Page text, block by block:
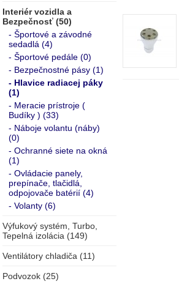
Interiér vozidla a
Bezpečnosť (50)
- Športové a závodné
sedadlá (4)
- Športové pedále (0)
- Bezpečnostné pásy (1)
- Hlavice radiacej páky
(1)
- Meracie prístroje (
Budíky ) (33)
- Náboje volantu (náby)
(0)
- Ochranné siete na okná
(1)
- Ovládacie panely,
prepínače, tlačidlá,
odpojovače batérií (4)
- Volanty (6)
Výfukový systém, Turbo,
Tepelná izolácia (149)
Ventilátory chladiča (11)
Podvozok (25)